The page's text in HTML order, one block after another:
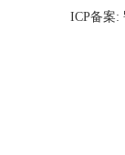
ICP备案: